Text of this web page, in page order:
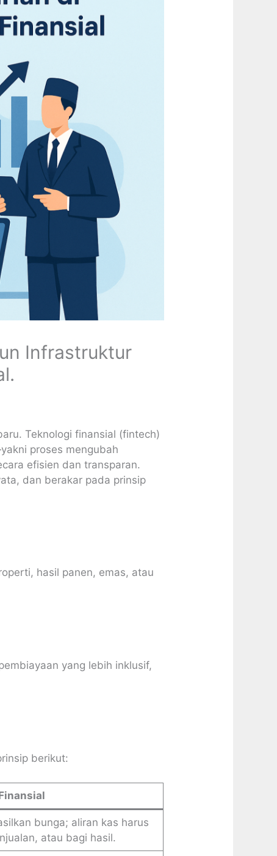
Infrastruktur
Teknologi finansial (fintech)
proses mengubah
efisien dan transparan.
dan berakar pada prinsip
hasil panen, emas, atau
yang lebih inklusif,
berikut:
bunga; aliran kas harus
atau bagi hasil.